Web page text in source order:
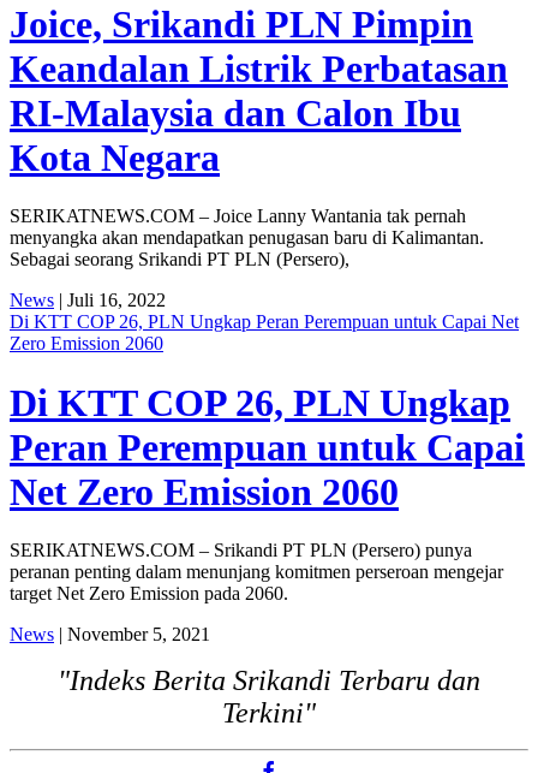
Joice, Srikandi PLN Pimpin
Keandalan Listrik Perbatasan
RI-Malaysia dan Calon Ibu
Kota Negara
SERIKATNEWS.COM – Joice Lanny Wantania tak pernah
menyangka akan mendapatkan penugasan baru di Kalimantan.
Sebagai seorang Srikandi PT PLN (Persero),
News | Juli 16, 2022
Di KTT COP 26, PLN Ungkap Peran Perempuan untuk Capai Net
Zero Emission 2060
Di KTT COP 26, PLN Ungkap
Peran Perempuan untuk Capai
Net Zero Emission 2060
SERIKATNEWS.COM – Srikandi PT PLN (Persero) punya
peranan penting dalam menunjang komitmen perseroan mengejar
target Net Zero Emission pada 2060.
News | November 5, 2021
"Indeks Berita Srikandi Terbaru dan
Terkini"